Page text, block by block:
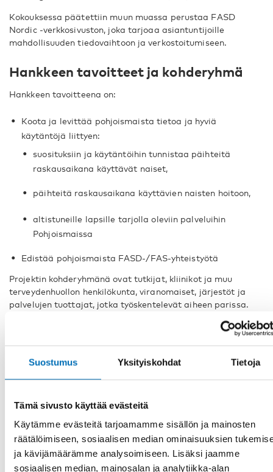
Suostumus Yksityiskohdat Tietoja
Tämä sivusto käyttää evästeitä
Käytämme evästeitä tarjoamamme sisällön ja mainosten
räätälöimiseen, sosiaalisen median ominaisuuksien
ja kävijämäärämme analysoimiseen. Lisäksi jaamme
sosiaalisen median, mainosalan ja analytiikka-alan
Kokouksessa päätettiin muun muassa perustaa FASD
Nordic -verkkosivuston, joka tarjoaa asiantuntijoille
mahdollisuuden tiedovaihtoon ja verkostoitumiseen.
Hankkeen tavoitteet ja kohderyhmä
Hankkeen tavoitteena on:
Koota ja levittää pohjoismaista tietoa ja hyviä
käytäntöjä liittyen:
suosituksiin ja käytäntöihin tunnistaa päihteitä
raskausaikana käyttävät naiset,
päihteitä raskausaikana käyttävien naisten hoitoon,
altistuneille lapsille tarjolla oleviin palveluihin
Pohjoismaissa
Edistää pohjoismaista FASD-/FAS-yhteistyötä
Projektin kohderyhmänä ovat tutkijat, kliinikot ja muu
terveydenhuollon henkilökunta, viranomaiset, järjestöt ja
palvelujen tuottajat, jotka työskentelevät aiheen parissa.
Raportit